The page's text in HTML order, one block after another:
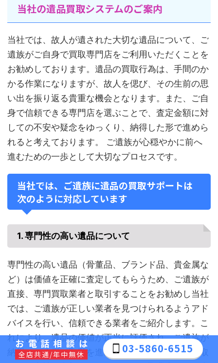
当社の遺品買取システムのご案内
当社では、故人が遺された大切な遺品について、ご
遺族がご自身で買取専門店をご利用いただくことを
お勧めしております。遺品の買取行為は、手間のか
かる作業になりますが、故人を偲び、その生前の思
い出を振り返る貴重な機会となります。また、ご自
身で信頼できる専門店を選ぶことで、査定金額に対
しての不安や疑念をゆっくり、納得した形で進めら
れると考えております。 ご遺族が心穏やかに前へ
進むための一歩として大切なプロセスです。
当社では、ご遺族に遺品の買取サポートは
次のように対応しています
1. 専門性の高い遺品について
専門性の高い遺品（骨董品、ブランド品、貴金属な
ど）は価値を正確に査定してもらうため、ご遺族が
直接、専門買取業者と取引することをお勧めし当社
では、ご遺族が正しい業者を見つけられるようアド
バイスを行い、信頼できる業者をご紹介します。こ
れにより、遺品の価値が正当に評価され、ご遺族が
納得のいく形で取引を進めることができます。お取
お電話相談は
全店共通/年中無休 03-5860-6515